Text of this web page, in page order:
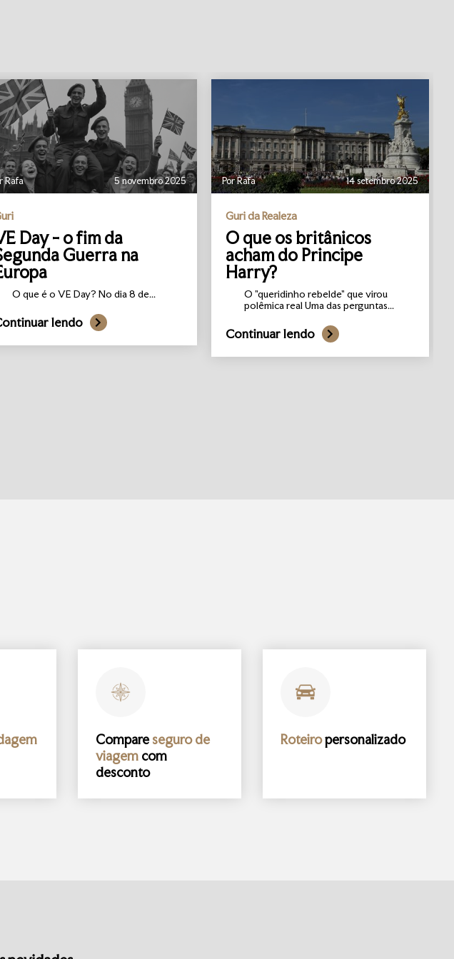
Rafa 5 novembro 2025
Day - o fim da
Guerra na
O que é o VE Day? No dia 8 de...
lendo
Por Rafa 14 setembro 2025
Guri da Realeza
O que os britânicos
acham do Principe
Harry?
O "queridinho rebelde" que virou
polêmica real Uma das perguntas...
Continuar lendo
Compareseguro de
viagemcom
desconto
Roteiropersonalizado